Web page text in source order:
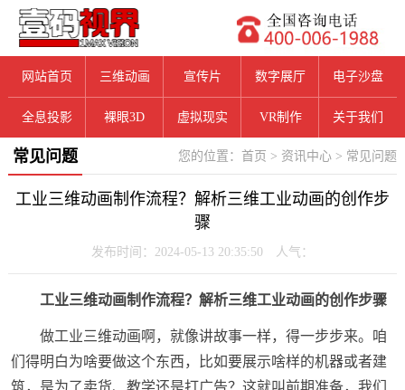
网站首页 三维动画 宣传片 数字展厅 电子沙盘
全息投影 裸眼3D 虚拟现实 VR制作 关于我们
您的位置： 首页 > 资讯中心 > 常见问题
常见问题
工业三维动画制作流程？解析三维工业动画的创作步
骤
发布时间：2024-05-13 20:35:50 人气：
工业三维动画制作流程？解析三维工业动画的创作步骤
做工业三维动画啊，就像讲故事一样，得一步步来。咱
们得明白为啥要做这个东西，比如要展示啥样的机器或者建
筑，是为了卖货、教学还是打广告？这就叫前期准备，我们